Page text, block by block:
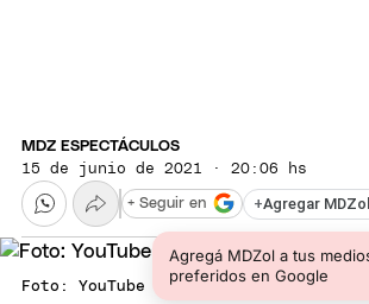
MDZ ESPECTÁCULOS
15 de junio de 2021 · 20:06 hs
+Agregar
Agregá MDZol a tus
preferidos en Google
+ Seguir en
Foto: YouTube - The Rock